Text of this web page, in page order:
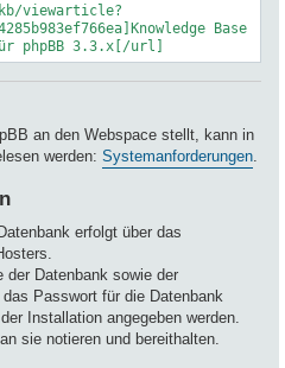
viewarticle?
Base
phpBB 3.3.x[/url]
an den Webspace stellt, kann in
werden: Systemanforderungen
erfolgt über das
der Datenbank sowie der
Passwort für die Datenbank
Installation angegeben werden.
sie notieren und bereithalten.